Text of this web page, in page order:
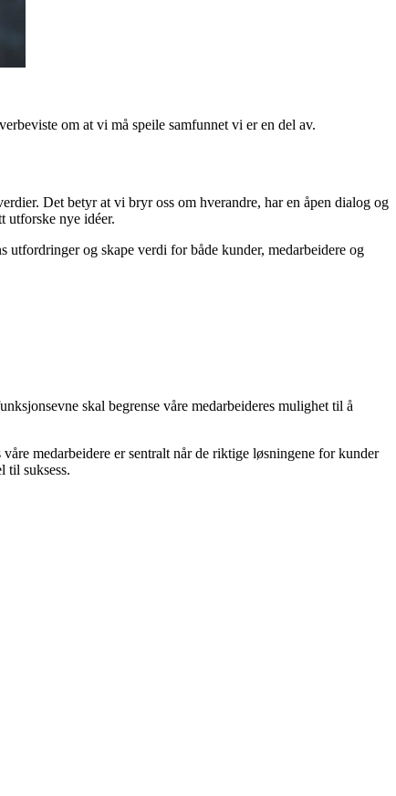
om at vi må speile samfunnet vi er en del av.
Det betyr at vi bryr oss om hverandre, har en åpen dialog og
utforske nye idéer.
og skape verdi for både kunder, medarbeidere og
skal begrense våre medarbeideres mulighet til å
medarbeidere er sentralt når de riktige løsningene for kunder
til suksess.